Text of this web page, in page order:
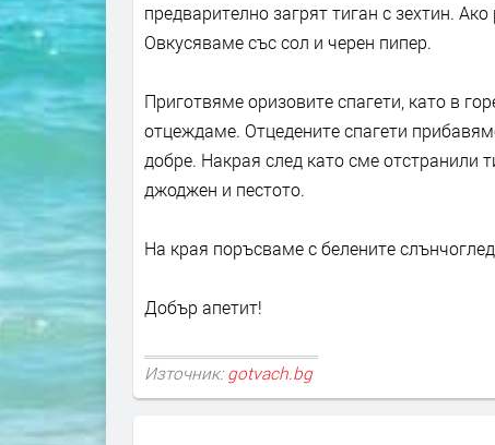
предварително загрят тиган с зехтин.
Овкусяваме със сол и черен пипер.
Приготвяме оризовите спагети, като в
отцеждаме. Отцедените спагети
добре. Накрая след като сме отстранили
джоджен и пестото.
На края поръсваме с белените
Добър апетит!
Източник: gotvach.bg